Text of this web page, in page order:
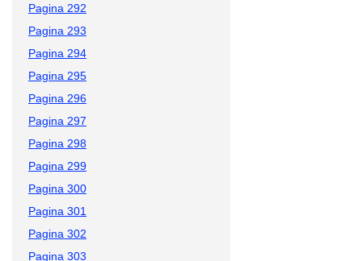
Pagina 292
Pagina 293
Pagina 294
Pagina 295
Pagina 296
Pagina 297
Pagina 298
Pagina 299
Pagina 300
Pagina 301
Pagina 302
Pagina 303